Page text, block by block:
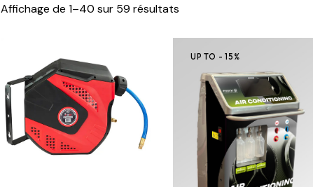
Affichage de 1–40 sur 59 résultats
UP TO - 15%